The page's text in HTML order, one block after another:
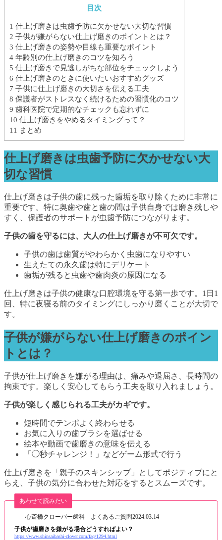
目次
1 仕上げ磨きは虫歯予防に欠かせない大切な習慣
2 子供が嫌がらない仕上げ磨きのポイントとは？
3 仕上げ磨きの姿勢や目線も重要なポイント
4 年齢別の仕上げ磨きのコツを知ろう
5 仕上げ磨きで見逃しがちな部位をチェックしよう
6 仕上げ磨きのときに使いたいおすすめグッズ
7 子供に仕上げ磨きの大切さを伝える工夫
8 保護者がストレスなく続けるための習慣化のコツ
9 歯科医院で定期的なチェックも忘れずに
10 仕上げ磨きをやめるタイミングって？
11 まとめ
仕上げ磨きは虫歯予防に欠かせない大
切な習慣
仕上げ磨きは子供の歯に残った歯垢を取り除くために非常に
重要です。特に奥歯や歯と歯の間は子供自身では磨き残しや
すく、保護者のサポートが虫歯予防につながります。
子供の歯を守るには、大人の仕上げ磨きが不可欠です。
子供の歯は歯質がやわらかく虫歯になりやすい
生えたての永久歯は特にデリケート
歯垢が残ると虫歯や歯肉炎の原因になる
仕上げ磨きは子供の健康な口腔環境を守る第一歩です。1日1
回、特に夜寝る前のタイミングにしっかり磨くことが大切で
す。
子供が嫌がらない仕上げ磨きのポイン
トとは？
子供が仕上げ磨きを嫌がる理由は、痛みや退屈さ、長時間の
拘束です。楽しく安心してもらう工夫を取り入れましょう。
子供が楽しく感じられる工夫がカギです。
短時間でテンポよく終わらせる
お気に入りの歯ブラシを選ばせる
絵本や動画で歯磨きの意味を伝える
「◯秒チャレンジ！」などゲーム形式で行う
仕上げ磨きを「親子のスキンシップ」としてポジティブにと
らえ、子供の気分に合わせた対応をするとスムーズです。
心斎橋クローバー歯科 よくあるご質問
あわせて読みたい
2024.03.14
子供が歯磨きを嫌がる場合どうすればよい？
https://www.shinsaibashi-clover.com/faq/1294.html